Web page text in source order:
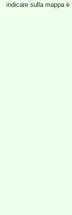
indicare sulla mappa è